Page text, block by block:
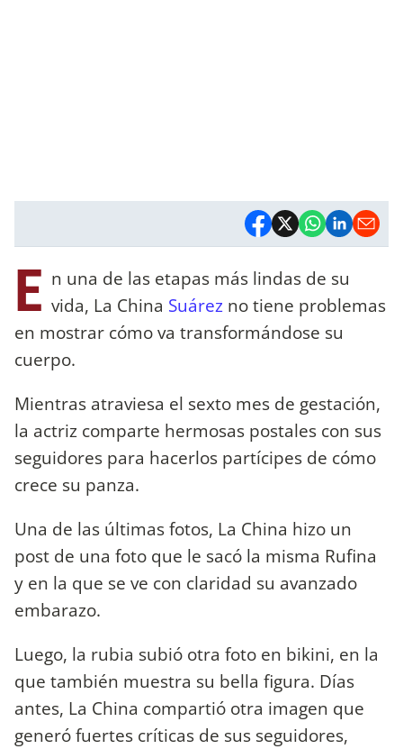
E n una de las etapas más lindas de su
vida, La China Suárez no tiene problemas
en mostrar cómo va transformándose su
cuerpo.
Mientras atraviesa el sexto mes de gestación,
la actriz comparte hermosas postales con sus
seguidores para hacerlos partícipes de cómo
crece su panza.
Una de las últimas fotos, La China hizo un
post de una foto que le sacó la misma Rufina
y en la que se ve con claridad su avanzado
embarazo.
Luego, la rubia subió otra foto en bikini, en la
que también muestra su bella figura. Días
antes, La China compartió otra imagen que
generó fuertes críticas de sus seguidores,